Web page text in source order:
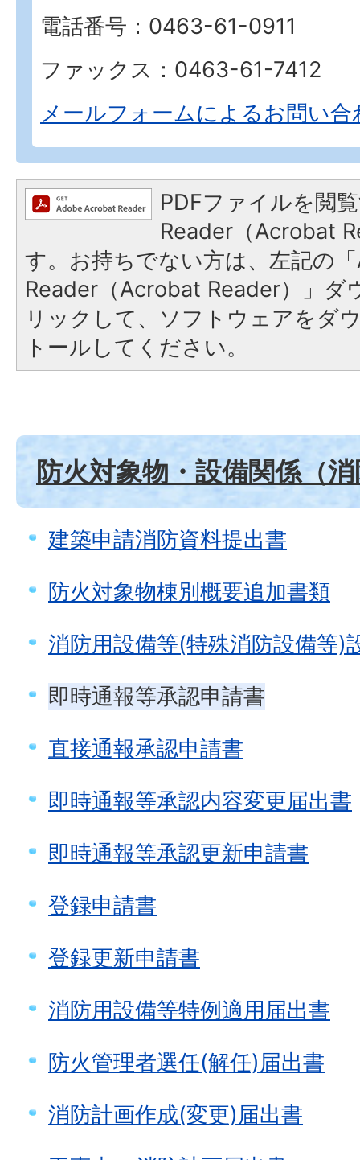
電話番号：0463-61-0911
ファックス：0463-61-7412
メールフォームによるお問い合
PDFファイルを閲
Reader（Acrobat
す。お持ちでない方は、左記の
Reader（Acrobat Reader）」ダ
リックして、ソフトウェアをダ
トールしてください。
防火対象物・設備関係（
建築申請消防資料提出書
防火対象物棟別概要追加書類
消防用設備等(特殊消防設備等)
即時通報等承認申請書
直接通報承認申請書
即時通報等承認内容変更届出書
即時通報等承認更新申請書
登録申請書
登録更新申請書
消防用設備等特例適用届出書
防火管理者選任(解任)届出書
消防計画作成(変更)届出書